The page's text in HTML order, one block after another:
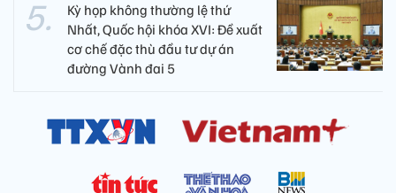
Kỳ họp không thường lệ thứ
Nhất, Quốc hội khóa XVI: Đề xuất
cơ chế đặc thù đầu tư dự án
đường Vành đai 5